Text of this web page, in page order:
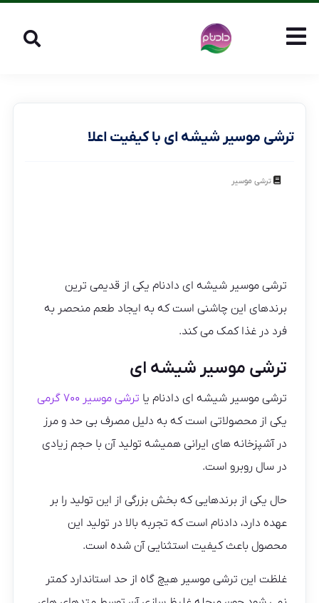
ترشی موسیر شیشه ای با کیفیت اعلا
ترشی موسیر
ترشی موسیر شیشه ای دادنام یکی از قدیمی ترین
برندهای این چاشنی است که به ایجاد طعم منحصر به
فرد در غذا کمک می کند.
ترشی موسیر شیشه ای
ترشی موسیر شیشه ای دادنام یا ترشی موسیر ۷۰۰ گرمی
یکی از محصولاتی است که به دلیل مصرف بی حد و مرز
در آشپزخانه های ایرانی همیشه تولید آن با حجم زیادی
در سال روبرو است.
حال یکی از برندهایی که بخش بزرگی از این تولید را بر
عهده دارد، دادنام است که تجربه بالا در تولید این
محصول باعث کیفیت استثنایی آن شده است.
غلظت این ترشی موسیر هیچ گاه از حد استاندارد کمتر